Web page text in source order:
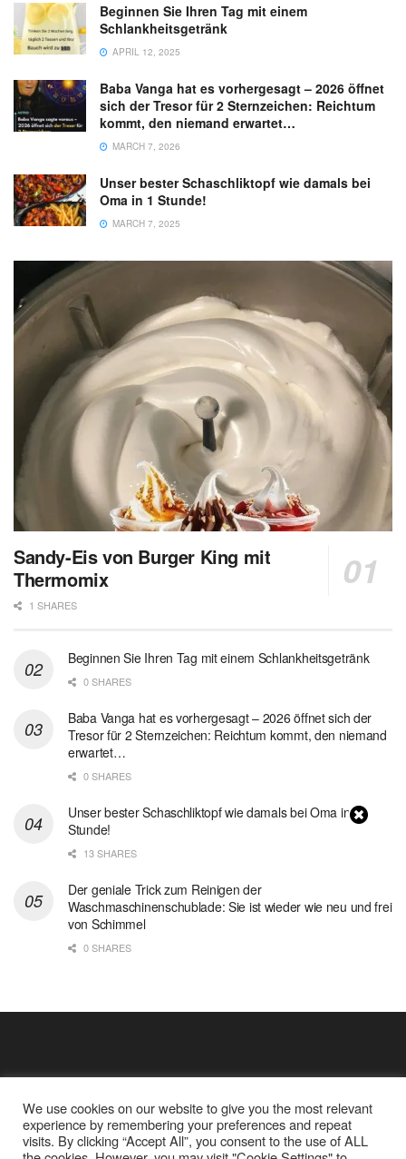
Beginnen Sie Ihren Tag mit einem
Schlankheitsgetränk
APRIL 12, 2025
Baba Vanga hat es vorhergesagt – 2026 öffnet
sich der Tresor für 2 Sternzeichen: Reichtum
kommt, den niemand erwartet…
MARCH 7, 2026
Unser bester Schaschliktopf wie damals bei
Oma in 1 Stunde!
MARCH 7, 2025
Sandy-Eis von Burger King mit
Thermomix
1 SHARES
Beginnen Sie Ihren Tag mit einem Schlankheitsgetränk
0 SHARES
Baba Vanga hat es vorhergesagt – 2026 öffnet sich der
Tresor für 2 Sternzeichen: Reichtum kommt, den niemand
erwartet…
0 SHARES
Unser bester Schaschliktopf wie damals bei Oma in 1
Stunde!
13 SHARES
Der geniale Trick zum Reinigen der
Waschmaschinenschublade: Sie ist wieder wie neu und frei
von Schimmel
0 SHARES
We use cookies on our website to give you the most relevant
experience by remembering your preferences and repeat
visits. By clicking “Accept All”, you consent to the use of ALL